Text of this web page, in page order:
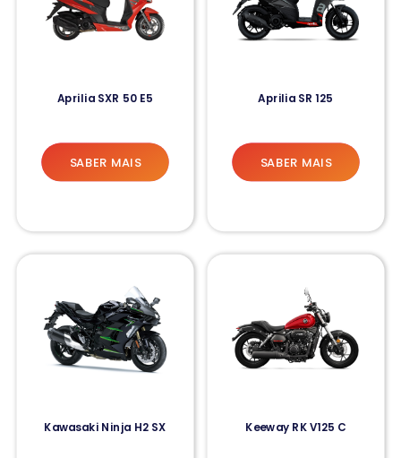
Aprilia SXR 50 E5
SABER MAIS
Aprilia SR 125
SABER MAIS
Kawasaki Ninja H2 SX Keeway RK V125 C